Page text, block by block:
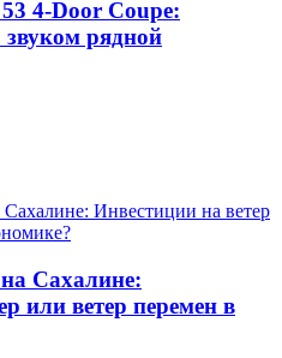
4-Door Coupe:
рядной
Сахалине:
или ветер перемен в